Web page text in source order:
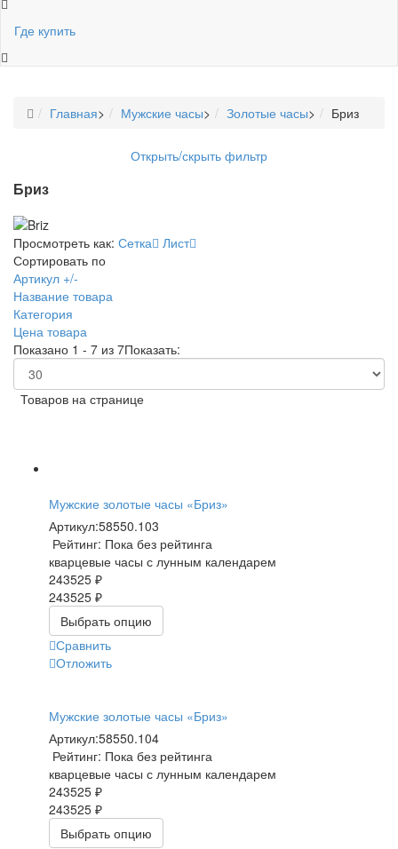
Где купить
Главная> Мужские часы> Золотые часы> Бриз
Открыть/скрыть фильтр
Бриз
Просмотреть как: Сетка
Лист
Сортировать по
Артикул +/-
Название товара
Категория
Цена товара
Показано 1 - 7 из 7Показать:
Товаров на странице
Мужские золотые часы «Бриз»
Артикул:58550.103
Рейтинг: Пока без рейтинга
кварцевые часы с лунным календарем
243525 ₽
243525 ₽
Выбрать опцию
Сравнить
Отложить
Мужские золотые часы «Бриз»
Артикул:58550.104
Рейтинг: Пока без рейтинга
кварцевые часы с лунным календарем
243525 ₽
243525 ₽
Выбрать опцию